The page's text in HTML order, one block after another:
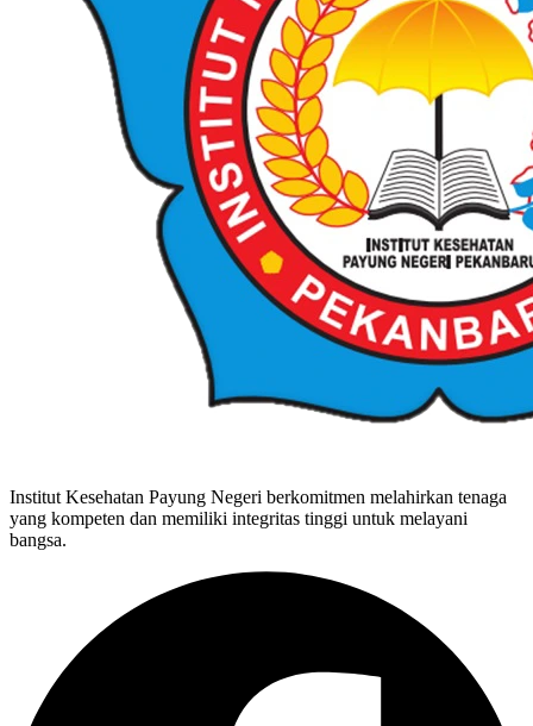
Institut Kesehatan Payung Negeri berkomitmen melahirkan tenaga
yang kompeten dan memiliki integritas tinggi untuk melayani
bangsa.